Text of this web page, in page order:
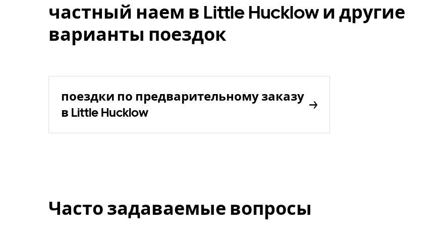
частный наем в Little Hucklow и другие
варианты поездок
поездки по предварительному заказу
в Little Hucklow
Часто задаваемые вопросы